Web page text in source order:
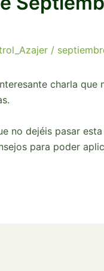
/
charla
no dejéis pasar
para poder